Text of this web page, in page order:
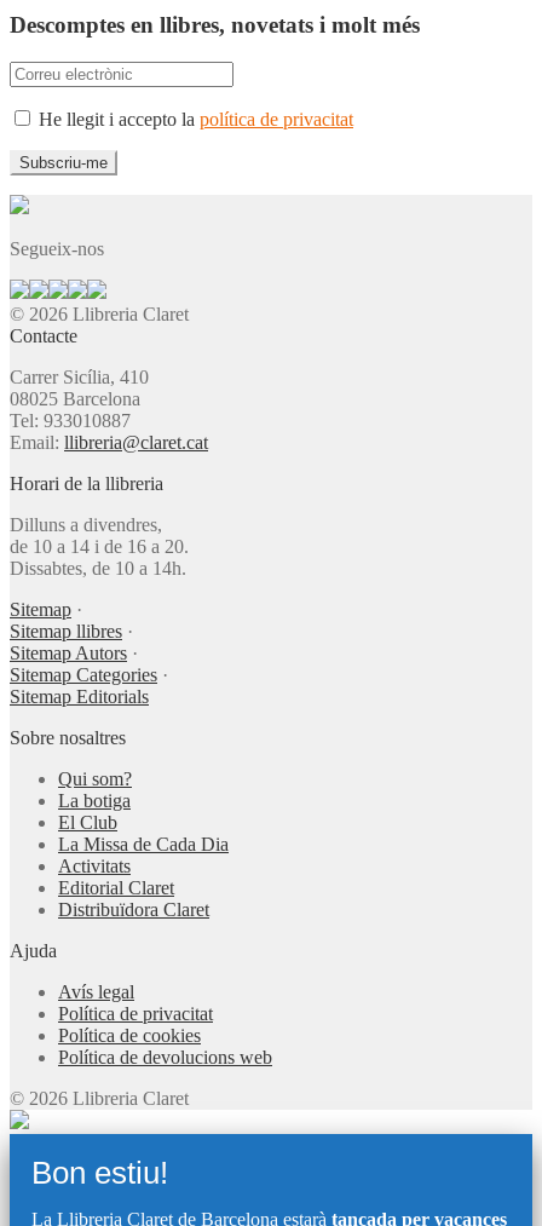
Descomptes en llibres, novetats i molt més
He llegit i accepto la política de privacitat
Segueix-nos
© 2026 Llibreria Claret
Contacte
Carrer Sicília, 410
08025 Barcelona
Tel: 933010887
Email: llibreria@claret.cat
Horari de la llibreria
Dilluns a divendres,
de 10 a 14 i de 16 a 20.
Dissabtes, de 10 a 14h.
Sitemap ·
Sitemap llibres ·
Sitemap Autors ·
Sitemap Categories ·
Sitemap Editorials
Sobre nosaltres
Qui som?
La botiga
El Club
La Missa de Cada Dia
Activitats
Editorial Claret
Distribuïdora Claret
Ajuda
Avís legal
Política de privacitat
Política de cookies
Política de devolucions web
© 2026 Llibreria Claret
Bon estiu!
La Llibreria Claret de Barcelona estarà tancada per vacances